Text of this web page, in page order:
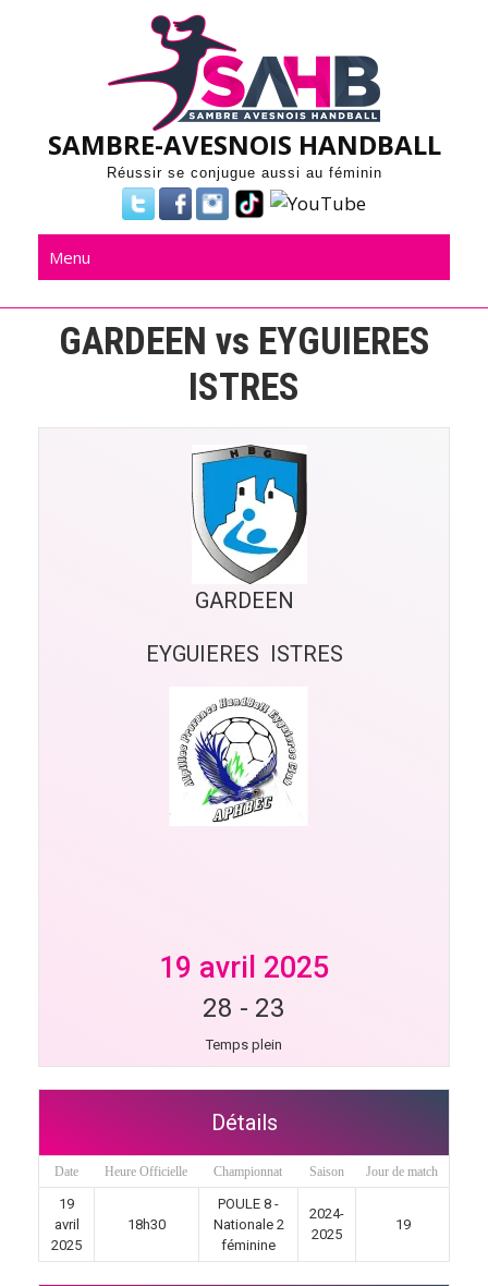
SAMBRE-AVESNOIS HANDBALL
Réussir se conjugue aussi au féminin
Menu
GARDEEN vs EYGUIERES
ISTRES
GARDEEN
EYGUIERES  ISTRES
19 avril 2025
28 - 23
Temps plein
Détails
Date Heure Officielle Championnat Saison Jour de match
19
avril
2025
18h30
POULE 8 -
Nationale 2
féminine
2024-
2025
19